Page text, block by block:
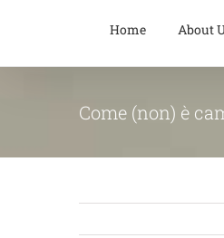
Home About
Come (non) è